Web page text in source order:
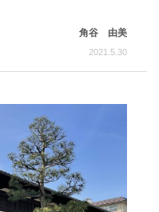
角谷 由美
2021.5.30